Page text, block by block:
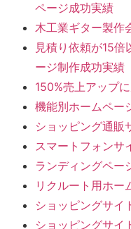
ページ成功実績
木工業ギター製作
見積り依頼が15
ージ制作成功実績
150%売上アップ
機能別ホームペー
ショッピング通販
スマートフォンサ
ランディングペー
リクルート用ホー
ショッピングサイ
ショッピングサイ